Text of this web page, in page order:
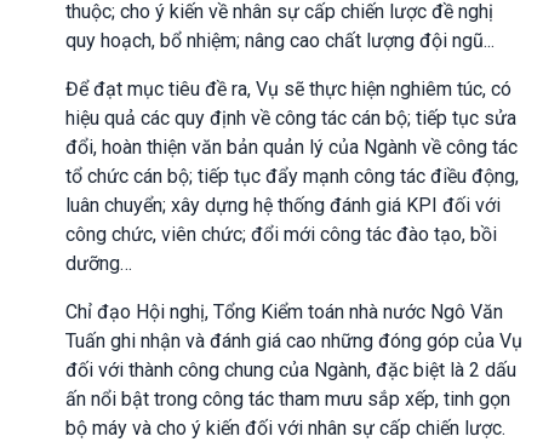
thuộc; cho ý kiến về nhân sự cấp chiến lược đề nghị
quy hoạch, bổ nhiệm; nâng cao chất lượng đội ngũ...
Để đạt mục tiêu đề ra, Vụ sẽ thực hiện nghiêm túc, có
hiệu quả các quy định về công tác cán bộ; tiếp tục sửa
đổi, hoàn thiện văn bản quản lý của Ngành về công tác
tổ chức cán bộ; tiếp tục đẩy mạnh công tác điều động,
luân chuyển; xây dựng hệ thống đánh giá KPI đối với
công chức, viên chức; đổi mới công tác đào tạo, bồi
dưỡng…
Chỉ đạo Hội nghị, Tổng Kiểm toán nhà nước Ngô Văn
Tuấn ghi nhận và đánh giá cao những đóng góp của Vụ
đối với thành công chung của Ngành, đặc biệt là 2 dấu
ấn nổi bật trong công tác tham mưu sắp xếp, tinh gọn
bộ máy và cho ý kiến đối với nhân sự cấp chiến lược.